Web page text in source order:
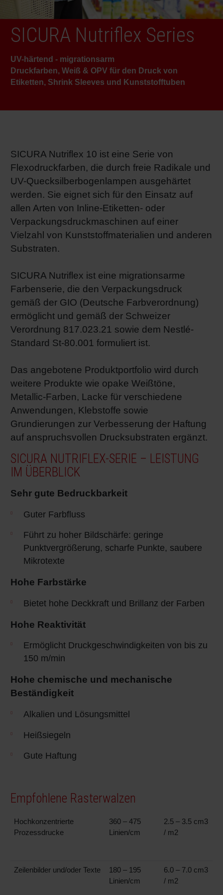
SICURA Nutriflex Series
UV-härtend - migrationsarm
Druckfarben, Weiß & OPV für den Druck von
Etiketten, Shrink Sleeves und Kunststofftuben
SICURA Nutriflex 10 ist eine Serie von
Flexodruckfarben, die durch freie Radikale und
UV-Quecksilberbogenlampen ausgehärtet
werden. Sie eignet sich für den Einsatz auf
allen Arten von Inline-Etiketten- oder
Verpackungsdruckmaschinen auf einer
Vielzahl von Kunststoffmaterialien und anderen
Substraten.
SICURA Nutriflex ist eine migrationsarme
Farbenserie, die den Verpackungsdruck
gemäß der GIO (Deutsche Farbverordnung)
ermöglicht und gemäß der Schweizer
Verordnung 817.023.21 sowie dem Nestlé-
Standard St-80.001 formuliert ist.
Das angebotene Produktportfolio wird durch
weitere Produkte wie opake Weißtöne,
Metallic-Farben, Lacke für verschiedene
Anwendungen, Klebstoffe sowie
Grundierungen zur Verbesserung der Haftung
auf anspruchsvollen Drucksubstraten ergänzt.
SICURA NUTRIFLEX-SERIE – LEISTUNG
IM ÜBERBLICK
Sehr gute Bedruckbarkeit
Guter Farbfluss
Führt zu hoher Bildschärfe: geringe
Punktvergrößerung, scharfe Punkte, saubere
Mikrotexte
Hohe Farbstärke
Bietet hohe Deckkraft und Brillanz der Farben
Hohe Reaktivität
Ermöglicht Druckgeschwindigkeiten von bis zu
150 m/min
Hohe chemische und mechanische
Beständigkeit
Alkalien und Lösungsmittel
Heißsiegeln
Gute Haftung
Empfohlene Rasterwalzen
Hochkonzentrierte
Prozessdrucke
360 – 475
Linien/cm
2.5 – 3.5 cm3
/ m2
Zeilenbilder und/oder Texte
180 – 195
Linien/cm
6.0 – 7.0 cm3
/ m2
Shrink
RETHINK PACKAGING
WEBSEITEN
SPRACHE